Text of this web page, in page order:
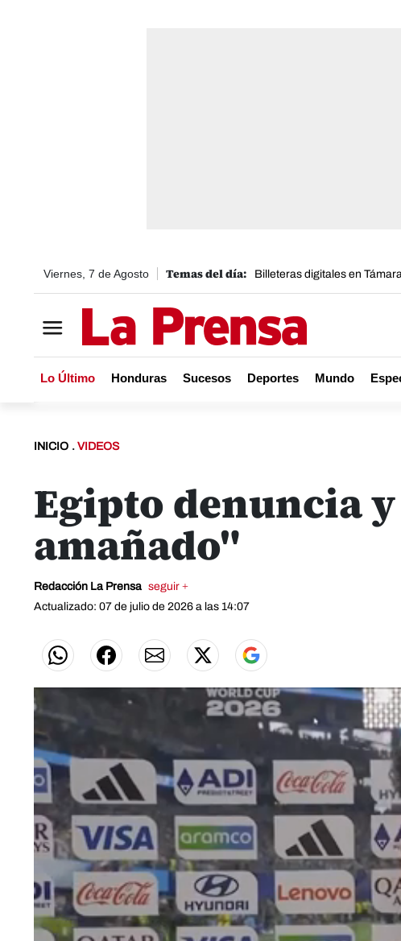
Viernes, 7 de Agosto Billeteras digitales en
Lo Último Honduras Sucesos Deportes Mundo
INICIO . VIDEOS
Egipto denuncia y
amañado"
Redacción La Prensa seguir +
Actualizado: 07 de julio de 2026 a las 14:07